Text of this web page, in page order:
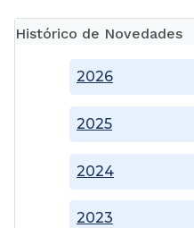
Histórico de Novedades
2023
2024
2025
2026